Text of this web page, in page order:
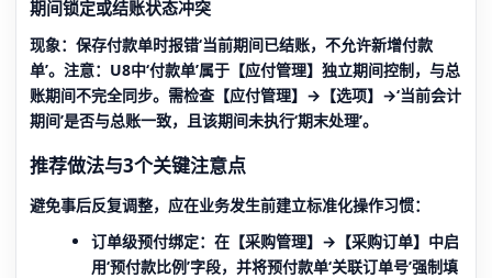
期间锁定或结账状态冲突
现象：保存付款单时报错‘当前期间已结账，不允许新增付款
单’。注意：U8中‘付款单’属于【应付管理】独立期间控制，与总
账期间不完全同步。需检查【应付管理】→【选项】→‘当前会计
期间’是否与总账一致，且该期间未执行‘期末处理’。
推荐做法与3个关键注意点
避免事后反复调整，应在业务发生前建立标准化操作习惯：
订单级预付绑定：在【采购管理】→【采购订单】中启
用‘预付款比例’字段，并将预付款单‘关联订单号’强制填